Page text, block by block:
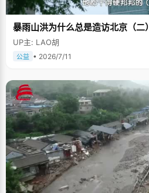
暴雨山洪为什么总是造访北京（二）
UP主: LAO胡
公益 • 2026/7/11